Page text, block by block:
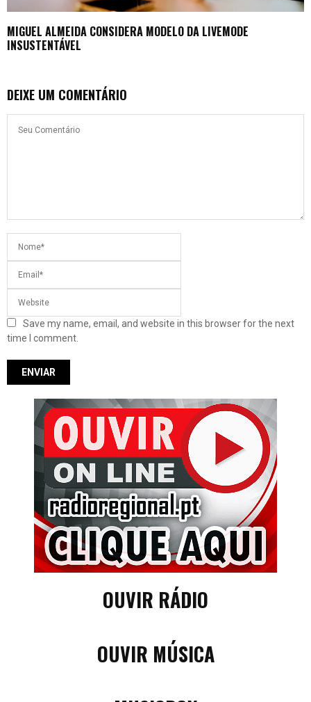
MIGUEL ALMEIDA CONSIDERA MODELO DA LIVEMODE
INSUSTENTÁVEL
DEIXE UM COMENTÁRIO
Save my name, email, and website in this browser for the next
time I comment.
OUVIR RÁDIO
OUVIR MÚSICA